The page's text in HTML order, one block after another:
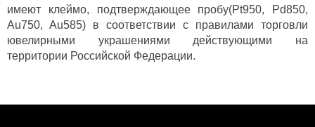
имеют клеймо, подтверждающее пробу(Pt950, Pd850,
Au750, Au585) в соответствии с правилами торговли
ювелирными украшениями действующими на
территории Российской Федерации.